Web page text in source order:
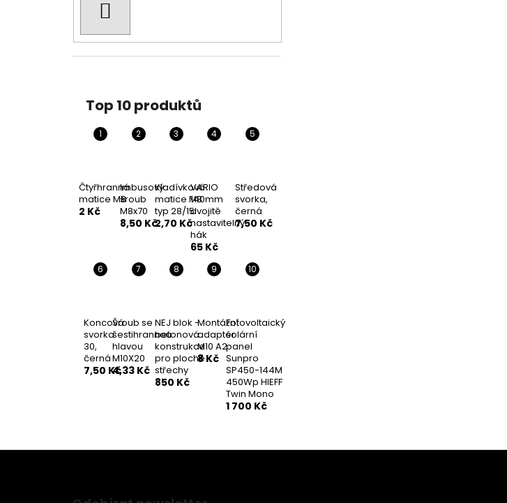
Top 10 produktů
Čtyřhranná
matice M8
2 Kč
Imbusový
šroub
M8x70
8,50 Kč
Kladívková
matice M8
typ 28/15
2,70 Kč
VARIO
140mm
dvojitě
nastavitelný
hák
65 Kč
Středová
svorka,
černá
7,50 Kč
Koncová
svorka
30,
černá
7,50 Kč
Šroub se
šestihrannou
hlavou
M10X20
4,33 Kč
NEJ blok -
betonová
konstrukce
pro ploché
střechy
850 Kč
Montážní
adaptér
M10 A2
8 Kč
Fotovoltaický
solární
panel
Sunpro
SP450-144M
450Wp HIEFF
Twin Mono
1 700 Kč